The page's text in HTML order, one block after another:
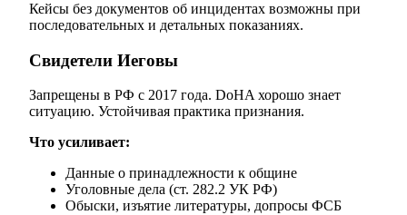
Кейсы без документов об инцидентах возможны при
последовательных и детальных показаниях.
Свидетели Иеговы
Запрещены в РФ с 2017 года. DoHA хорошо знает
ситуацию. Устойчивая практика признания.
Что усиливает:
Данные о принадлежности к общине
Уголовные дела (ст. 282.2 УК РФ)
Обыски, изъятие литературы, допросы ФСБ